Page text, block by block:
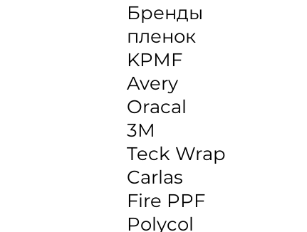
Бренды
пленок
KPMF
Avery
Oracal
3M
Teck Wrap
Carlas
Fire PPF
Polycol